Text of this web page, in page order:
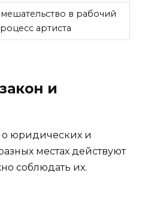
в рабочий
артиста
и
о юридических и
местах действуют
соблюдать их.